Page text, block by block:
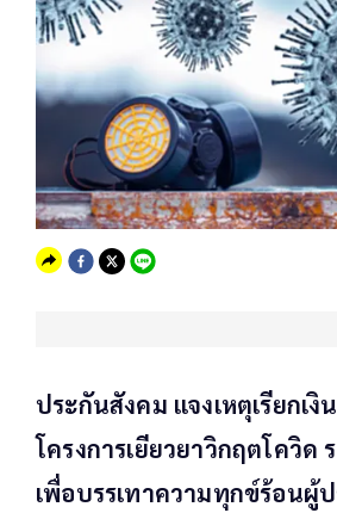
ประกันสังคม แจงเหตุเรียกเ
โครงการเยียวยาวิกฤตโควิด
เพื่อบรรเทาความทุกข์ร้อนผู้